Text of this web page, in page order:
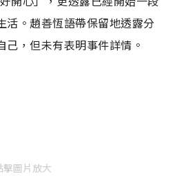
活。趙善恆語帶保留地透露分
己，但未有表明事件詳情。
擊圖片放大